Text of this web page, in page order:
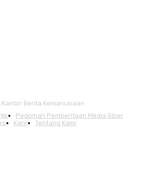
Berita Kemanusiaan
Pedoman Pemberitaan Media Siber
Karir Tentang Kami